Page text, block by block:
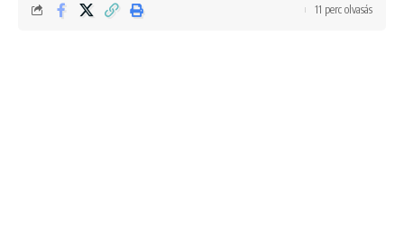
11 perc olvasás